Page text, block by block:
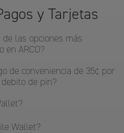
y Tarjetas
las opciones más
en ARCO?
de conveniencia de 35¢ por
de pin?
Wallet?